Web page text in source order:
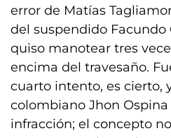
error de Matías
del suspendido Facundo
quiso manotear tres
encima del travesaño.
cuarto intento, es cierto,
colombiano Jhon
infracción; el concepto